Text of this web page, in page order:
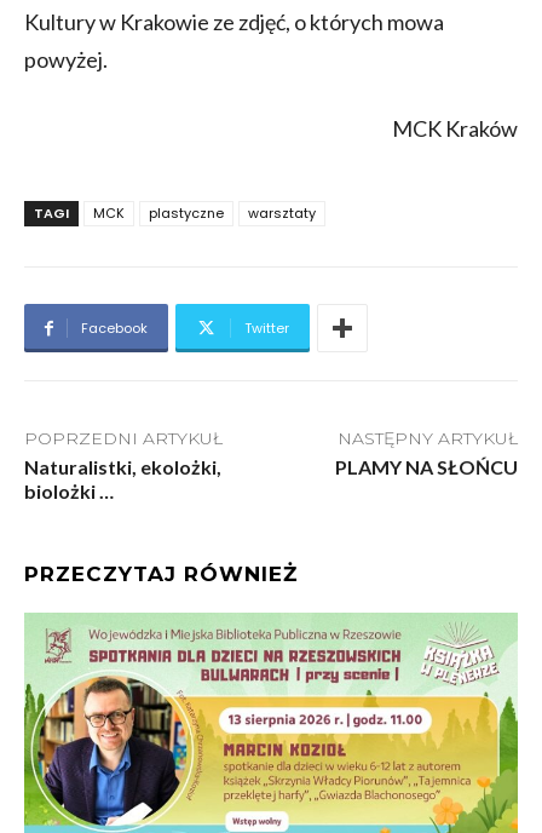
Kultury w Krakowie ze zdjęć, o których mowa
powyżej.
MCK Kraków
TAGI MCK plastyczne warsztaty
Facebook Twitter
POPRZEDNI ARTYKUŁ
Naturalistki, ekolożki,
biolożki …
NASTĘPNY ARTYKUŁ
PLAMY NA SŁOŃCU
PRZECZYTAJ RÓWNIEŻ